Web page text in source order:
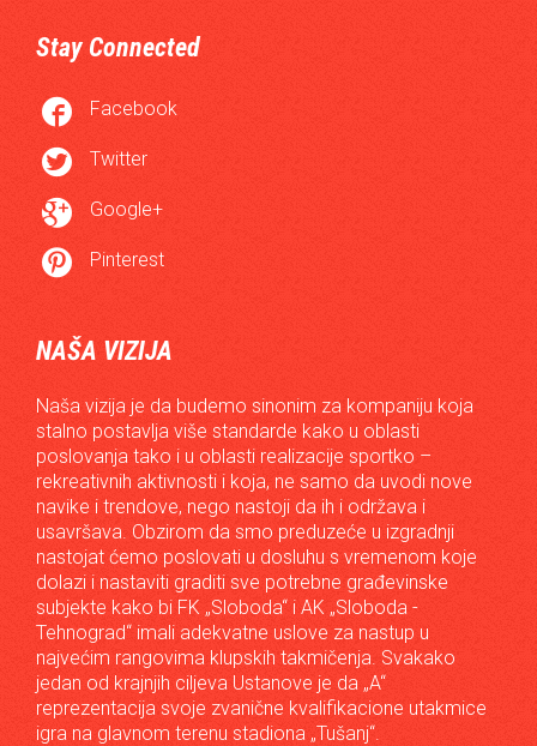
Stay Connected
 Facebook
 Twitter
 Google+
 Pinterest
NAŠA VIZIJA
Naša vizija je da budemo sinonim za kompaniju koja
stalno postavlja više standarde kako u oblasti
poslovanja tako i u oblasti realizacije sportko –
rekreativnih aktivnosti i koja, ne samo da uvodi nove
navike i trendove, nego nastoji da ih i održava i
usavršava. Obzirom da smo preduzeće u izgradnji
nastojat ćemo poslovati u dosluhu s vremenom koje
dolazi i nastaviti graditi sve potrebne građevinske
subjekte kako bi FK „Sloboda“ i AK „Sloboda -
Tehnograd“ imali adekvatne uslove za nastup u
najvećim rangovima klupskih takmičenja. Svakako
jedan od krajnjih ciljeva Ustanove je da „A“
reprezentacija svoje zvanične kvalifikacione utakmice
igra na glavnom terenu stadiona „Tušanj“.